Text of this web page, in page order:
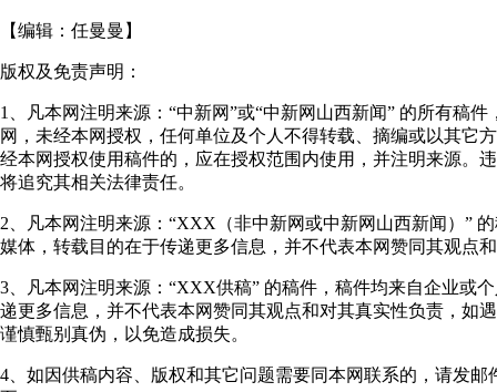
【编辑： 任曼曼 】
版权及免责声明：
1、凡本网注明来源：“中新网”或“中新网山西新闻” 的所有稿
网，未经本网授权，任何单位及个人不得转载、摘编或以其它
经本网授权使用稿件的，应在授权范围内使用，并注明来源。
将追究其相关法律责任。
2、凡本网注明来源：“XXX（非中新网或中新网山西新闻）”
媒体，转载目的在于传递更多信息，并不代表本网赞同其观点
3、凡本网注明来源：“XXX供稿” 的稿件，稿件均来自企业或
递更多信息，并不代表本网赞同其观点和对其真实性负责，如
谨慎甄别真伪，以免造成损失。
4、如因供稿内容、版权和其它问题需要同本网联系的，请发邮